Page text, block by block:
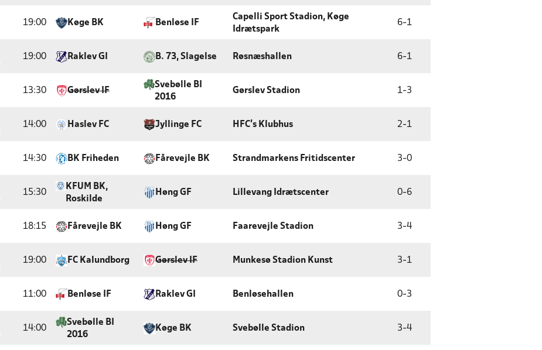
19:00 Køge BK Benløse IF
Capelli Sport Stadion, Køge
Idrætspark
6-1
19:00 Raklev GI B. 73, Slagelse Røsnæshallen 6-1
13:30 Gørslev IF
Svebølle BI
2016
Gørslev Stadion 1-3
14:00 Haslev FC Jyllinge FC HFC's Klubhus 2-1
14:30 BK Friheden Fårevejle BK Strandmarkens Fritidscenter 3-0
15:30
KFUM BK,
Roskilde
Høng GF Lillevang Idrætscenter 0-6
18:15 Fårevejle BK Høng GF Faarevejle Stadion 3-4
19:00 FC Kalundborg Gørslev IF Munkesø Stadion Kunst 3-1
11:00 Benløse IF Raklev GI Benløsehallen 0-3
14:00
Svebølle BI
2016
Køge BK Svebølle Stadion 3-4